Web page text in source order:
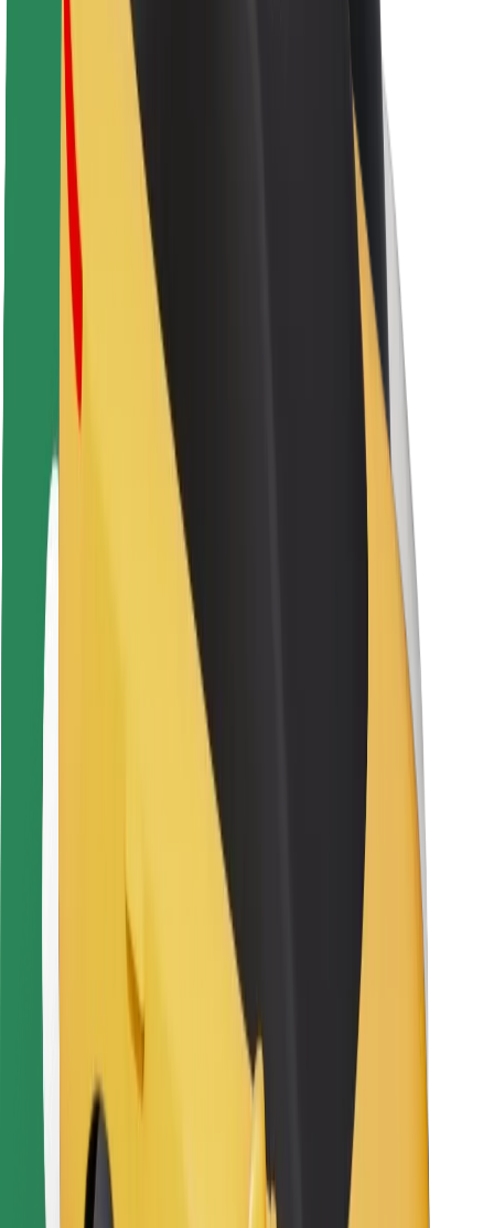
Sərnişin təhlükəsizliyi
Sürücü təhlükəsizliyi
Skuter təhlükəsizliyi
Təhlükəsizlik Laboratoriyası
Şəhərlər
Məkanlar
Şəhər mühiti üçün həllər
Hava limanları
Bolt enerji doldurma stansiyaları
Dəstək
Sərnişinlər üçün
Sürücülər üçün
Kuryerlər üçün
Avtopark sahibləri üçün
Restoranlar üçün
Biznes üçün Bolt
Qaydalar və Şərtlər
Dəqiqələr ərzində gediş əldə et!
Bolt tətbiqini endir
Sevdiyiniz yeməyi tapın!
Bolt Food tətbiqini endir